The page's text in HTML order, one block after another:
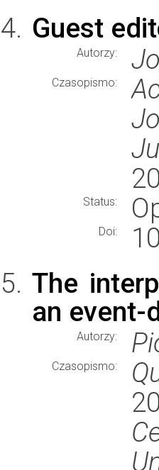
Guest
Autorzy:
Czasopismo:
Status:
Doi:
The
an event-
Autorzy:
Czasopismo: